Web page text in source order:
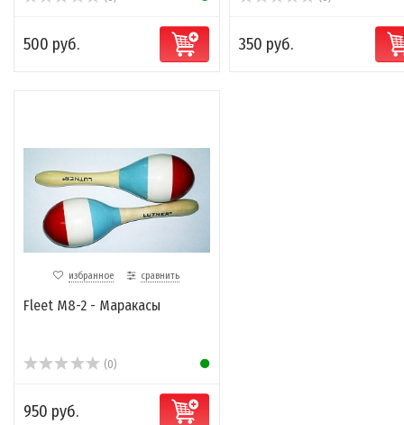
500 руб. 350 руб.
избранное сравнить
Fleet M8-2 - Маракасы
(0)
950 руб.